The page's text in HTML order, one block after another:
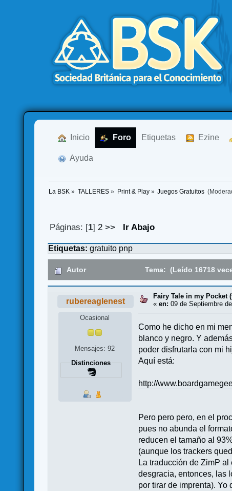
Inicio Foro Etiquetas Ezine
Ayuda
La BSK » TALLERES» Print & Play» Juegos Gratuitos
Páginas: [1] 2 >> Ir Abajo
Etiquetas:gratuito pnp
Autor Tema: (Leído 16718
rubereaglenest
Ocasional
Mensajes: 92
Distinciones
Fairy Tale in my Pocket
«en: 09 de Septiembre
Como he dicho en mi
blanco y negro. Y
poder disfrutarla con mi
Aquí está:
http://
Pero pero pero, en el
pues no abunda el
reducen el tamaño al
(aunque los trackers
La traducción de ZimP
desgracia, entonces, las
por tirar de imprenta).